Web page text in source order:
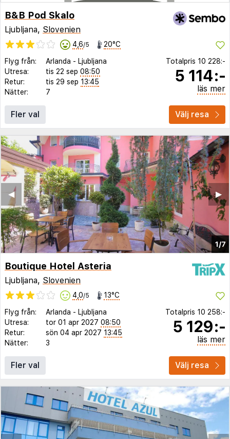
B&B Pod Skalo
Ljubljana, Slovenien
4,6/5 20°C
Flyg från: Arlanda - Ljubljana
Utresa:
tis 22 sep 08:50
Retur:
tis 29 sep 13:45
Nätter:
7
Totalpris 10 228:-
5 114:-
läs mer
Fler val Välj resa
1/7
▶︎
◀︎
Boutique Hotel Asteria
Ljubljana, Slovenien
4,0/5 13°C
Flyg från: Arlanda - Ljubljana
Utresa:
tor 01 apr 2027 08:50
Retur:
sön 04 apr 2027 13:45
Nätter:
3
Totalpris 10 258:-
5 129:-
läs mer
Fler val Välj resa